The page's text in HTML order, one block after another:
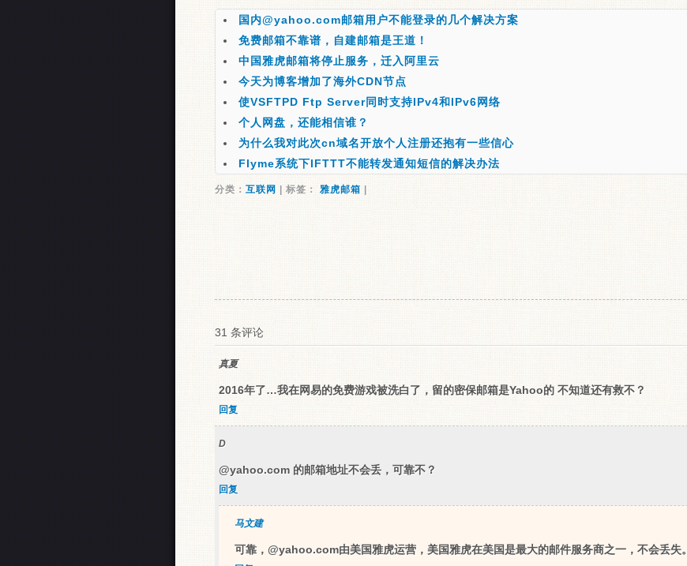
国内@yahoo.com邮箱用户不能登录的几个解决方案
免费邮箱不靠谱，自建邮箱是王道！
中国雅虎邮箱将停止服务，迁入阿里云
今天为博客增加了海外CDN节点
使VSFTPD Ftp Server同时支持IPv4和IPv6网络
个人网盘，还能相信谁？
为什么我对此次cn域名开放个人注册还抱有一些信心
Flyme系统下IFTTT不能转发通知短信的解决办法
分类： 互联网 | 标签： 雅虎邮箱
31 条评论
真夏
2016年了…我在网易的免费游戏被洗白了，留的密保邮箱是Yahoo的 不知道还有救不？
回复
D
@yahoo.com 的邮箱地址不会丢，可靠不？
回复
马文建
可靠，@yahoo.com由美国雅虎运营，美国雅虎在美国是最大的邮件服务商之一，不会丢失。